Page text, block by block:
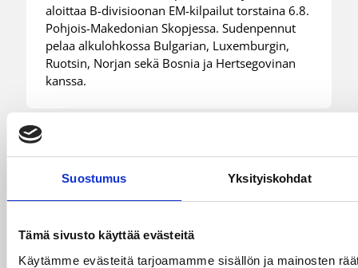
Suostumus Yksityiskohdat
Tämä sivusto käyttää evästeitä
Käytämme evästeitä tarjoamamme sisällön ja mainosten
aloittaa B-divisioonan EM-kilpailut torstaina 6.8.
Pohjois-Makedonian Skopjessa. Sudenpennut
pelaa alkulohkossa Bulgarian, Luxemburgin,
Ruotsin, Norjan sekä Bosnia ja Hertsegovinan
kanssa.